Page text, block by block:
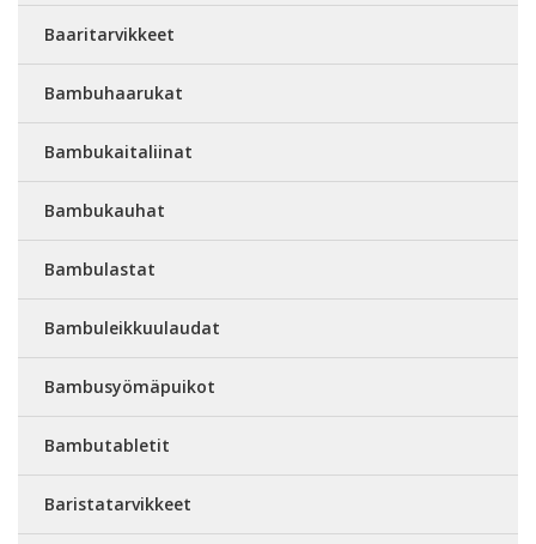
Baaritarvikkeet
Bambuhaarukat
Bambukaitaliinat
Bambukauhat
Bambulastat
Bambuleikkuulaudat
Bambusyömäpuikot
Bambutabletit
Baristatarvikkeet